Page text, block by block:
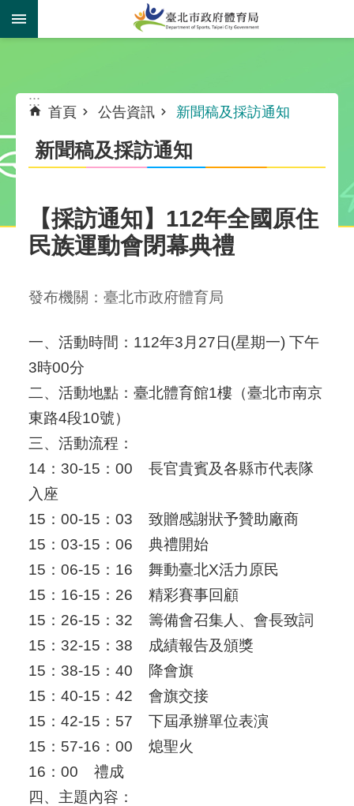
跳到主要內容區塊
:::
首頁 公告資訊 新聞稿及採訪通知
新聞稿及採訪通知
【採訪通知】112年全國原住
民族運動會閉幕典禮
發布機關：臺北市政府體育局
一、活動時間：112年3月27日(星期一) 下午
3時00分
二、活動地點：臺北體育館1樓（臺北市南京
東路4段10號）
三、活動流程：
14：30-15：00
長官貴賓及各縣市代表隊
入座
15：00-15：03
致贈感謝狀予贊助廠商
15：03-15：06
典禮開始
15：06-15：16
舞動臺北X活力原民
15：16-15：26
精彩賽事回顧
15：26-15：32
籌備會召集人、會長致詞
15：32-15：38
成績報告及頒獎
15：38-15：40
降會旗
15：40-15：42
會旗交接
15：42-15：57
下屆承辦單位表演
15：57-16：00
熄聖火
16：00
禮成
四、主題內容：